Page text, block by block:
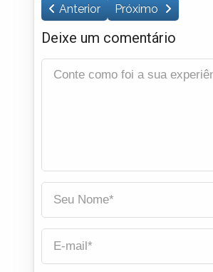
Anterior Próximo
Deixe um comentário